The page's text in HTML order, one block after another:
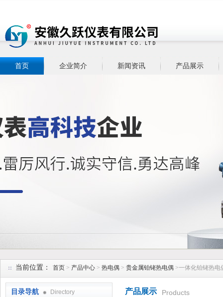
安徽久跃仪表有限公司
首页 企业简介 新闻资讯 产品展示
当前位置： 首页 > 产品中心 > 热电偶 > 贵金属铂铑热电偶 >一体化铂铑热电
目录导航 Directory 产品展示 Products